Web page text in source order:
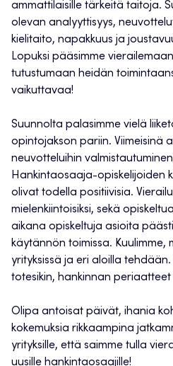
ammattilaisille tärkeitä taitoja.
olevan analyyttisyys,
kielitaito, napakkuus ja
Lopuksi pääsimme
tutustumaan heidän
vaikuttavaa!
Suunnolta palasimme vielä
opintojakson pariin. Viimeisinä
neuvotteluihin
Hankintaosaaja-opiskelijoiden
olivat todella positiivisia.
mielenkiintoisiksi, sekä
aikana opiskeltuja asioita
käytännön toimissa. Kuulimme,
yrityksissä ja eri aloilla
totesikin, hankinnan
Olipa antoisat päivät, ihania
kokemuksia rikkaampina
yrityksille, että saimme tulla
uusille hankintaosaajille!